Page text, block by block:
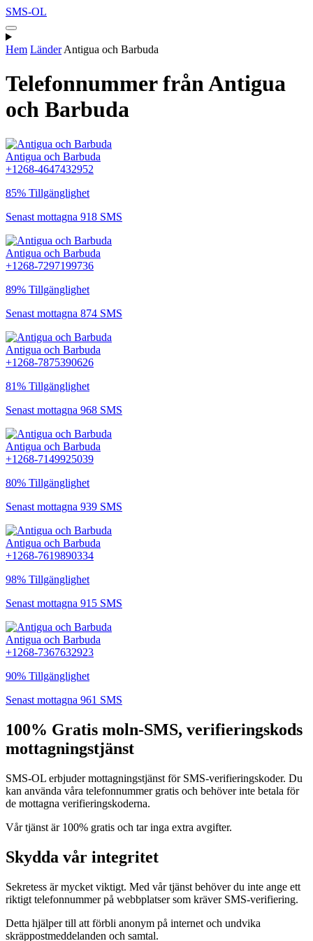
SMS-OL
Hem Länder Antigua och Barbuda
Telefonnummer från Antigua
och Barbuda
Antigua och Barbuda
+1268-4647432952
85% Tillgänglighet
Senast mottagna 918 SMS
Antigua och Barbuda
+1268-7297199736
89% Tillgänglighet
Senast mottagna 874 SMS
Antigua och Barbuda
+1268-7875390626
81% Tillgänglighet
Senast mottagna 968 SMS
Antigua och Barbuda
+1268-7149925039
80% Tillgänglighet
Senast mottagna 939 SMS
Antigua och Barbuda
+1268-7619890334
98% Tillgänglighet
Senast mottagna 915 SMS
Antigua och Barbuda
+1268-7367632923
90% Tillgänglighet
Senast mottagna 961 SMS
100% Gratis moln-SMS, verifieringskods
mottagningstjänst
SMS-OL erbjuder mottagningstjänst för SMS-verifieringskoder. Du
kan använda våra telefonnummer gratis och behöver inte betala för
de mottagna verifieringskoderna.
Vår tjänst är 100% gratis och tar inga extra avgifter.
Skydda vår integritet
Sekretess är mycket viktigt. Med vår tjänst behöver du inte ange ett
riktigt telefonnummer på webbplatser som kräver SMS-verifiering.
Detta hjälper till att förbli anonym på internet och undvika
skräppostmeddelanden och samtal.